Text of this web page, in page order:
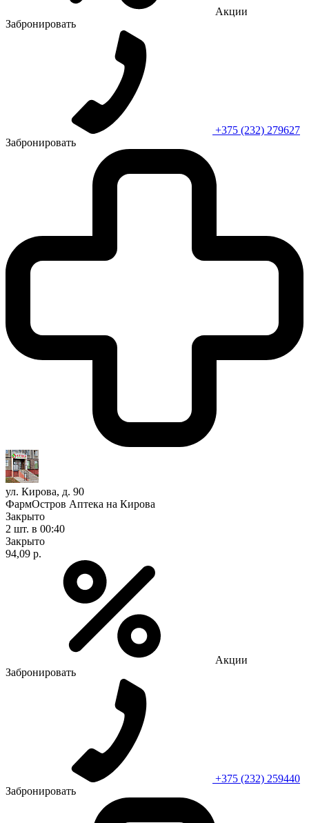
Акции
Забронировать
+375 (232) 279627
Забронировать
ул. Кирова, д. 90
ФармОстров Аптека на Кирова
Закрыто
2 шт. в 00:40
Закрыто
94,09 р.
Акции
Забронировать
+375 (232) 259440
Забронировать